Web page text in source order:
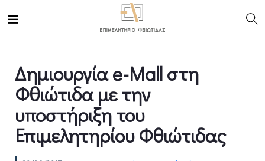
Δημιουργία e-Mall στη
Φθιώτιδα με την
υποστήριξη του
Επιμελητηρίου Φθιώτιδας